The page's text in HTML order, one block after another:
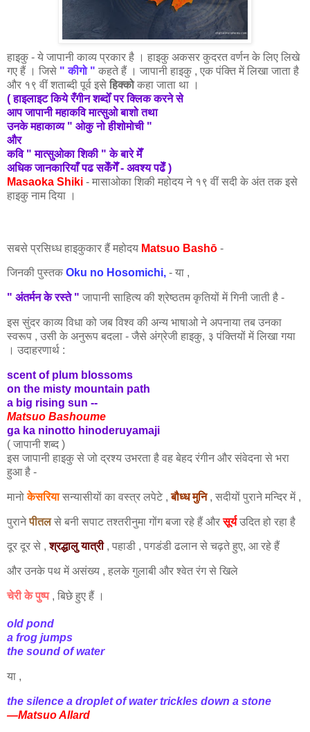
हाइकु - ये जापानी काव्य प्रकार है । हाइकु अकसर कुदरत वर्णन के लिए लिखे
गए हैं । जिसे "कीगो " कहते हैं । जापानी हाइकु , एक पंक्ति में लिखा जाता है
और १९ वीं शताब्दी पूर्व इसेहिक्कोकहा जाता था ।
( हाइलाइट किये रँगीन शब्दोँ पर क्लिक करने से
आप जापानी महाकवि मात्सुओ बाशो तथा
उनके महाकाव्य " ओकु नो हीशोमोची "
और
कवि " मात्सुओका शिकी " के बारे मेँ
अधिक जानकारियाँ पढ सकेँगेँ - अवश्य पढेँ )
Masaoka Shiki - मासाओका शिकी महोदय ने १९ वीं सदी के अंत तक इसे
हाइकु नाम दिया ।
सबसे प्रसिध्ध हाइकुकार हैं महोदय Matsuo Bashō -
जिनकी पुस्तक Oku no Hosomichi, - या ,
" अंतर्मन के रस्ते " जापानी साहित्य की श्रेष्ठतम कृतियों में गिनी जाती है -
इस सुंदर काव्य विधा को जब विश्व की अन्य भाषाओने अपनाया तब उनका
स्वरूप , उसी के अनुरूप बदला - जैसे अंग्रेजी हाइकु, ३ पंक्तियों में लिखा गया
। उदाहरणार्थ :
scent of plum blossoms
on the misty mountain path
a big rising sun --
Matsuo Bashoume
ga ka ninotto hinoderuyamaji
( जापानी शब्द )
इस जापानी हाइकु से जो द्रश्य उभरता है वह बेहद रंगीन और संवेदना से भरा
हुआ है -
मानोकेसरियासन्यासीयों का वस्त्र लपेटे ,बौध्ध मुनि, सदीयों पुराने मन्दिर में ,
पुरानेपीतलसे बनी सपाट तश्तरीनुमा गोंग बजा रहे हैं औरसूर्यउदित हो रहा है
दूर दूर से ,श्रद्धालु यात्री, पहाडी , पगडंडी ढलान से चढ़ते हुए, आ रहे हैं
और उनके पथ में असंख्य , हलके गुलाबी और श्वेत रंग से खिले
चेरी के पुष्प, बिछे हुए हैं ।
old pond
a frog jumps
the sound of water
या ,
the silence a droplet of water trickles down a stone
—Matsuo Allard